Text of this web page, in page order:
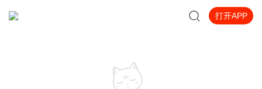
打开APP